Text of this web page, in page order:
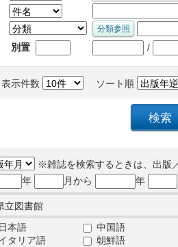
別置 /
表示件数 ソート順
※雑誌を検索するときは、出版
年
月から 年
立図書館
日本語
中国語
タリア語
朝鮮語